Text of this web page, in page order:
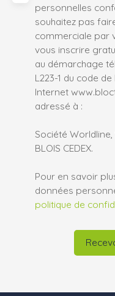
personnelles
souhaitez pas
commerciale par
vous inscrire
au démarchage
L223-1 du code
Internet
adressé à :
Société Worldline,
BLOIS CEDEX.
Pour en savoir
données
politique de